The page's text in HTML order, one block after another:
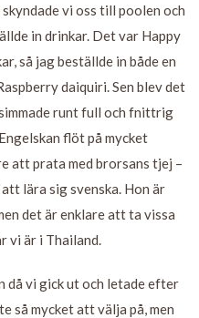
vi oss till poolen och
in drinkar. Det var Happy
så jag beställde in både en
daiquiri. Sen blev det
runt full och fnittrig
flöt på mycket
att prata med brorsans tjej –
lära sig svenska. Hon är
det är enklare att ta vissa
vi är i Thailand.
då vi gick ut och letade efter
så mycket att välja på, men